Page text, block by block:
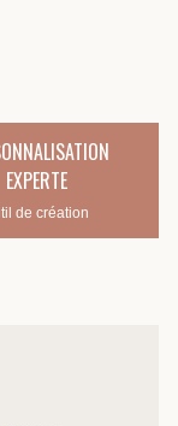
EXPERTE
de création